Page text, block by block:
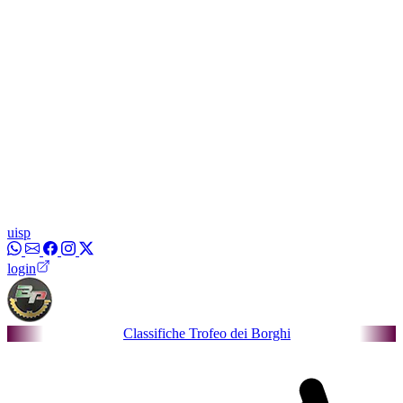
uisp
login
Classifiche Trofeo dei Borghi